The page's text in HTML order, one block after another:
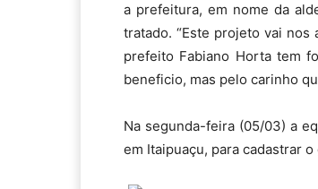
a prefeitura, em nome da
tratado. “Este projeto vai
prefeito Fabiano Horta tem
beneficio, mas pelo carinho
Na segunda-feira (05/03) a
em Itaipuaçu, para cadastrar